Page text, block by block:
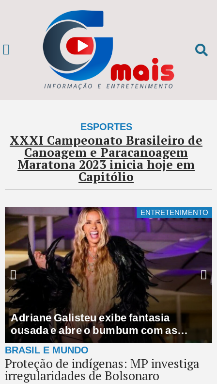
ESPORTES
XXXI Campeonato Brasileiro de
Canoagem e Paracanoagem
Maratona 2023 inicia hoje em
Capitólio
ENTRETENIMENTO
Adriane Galisteu exibe fantasia
ousada e abre o bumbum com as
mãos: “Ousada!”
BRASIL E MUNDO
Proteção de indígenas: MP investiga
irregularidades de Bolsonaro